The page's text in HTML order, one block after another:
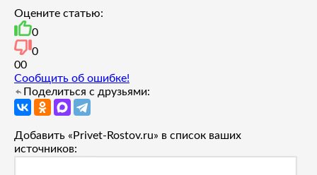
Оцените статью:
0
0
00
Сообщить об ошибке!
Поделиться с друзьями:
Добавить «Privet-Rostov.ru» в список ваших
источников: